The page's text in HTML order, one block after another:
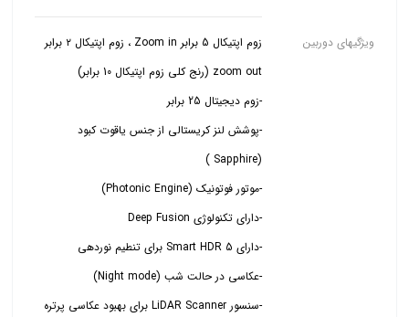
ویژگیهای دوربین
زوم اپتیکال 5 برابر Zoom in ، زوم اپتیکال ۲ برابر
zoom out (رنج کلی زوم اپتیکال 10 برابر)
-زوم دیجیتال 25 برابر
-پوشش لنز کریستالی از جنس یاقوت کبود
(Sapphire )
-موتور فوتونیک (Photonic Engine)
-دارای تکنولوژی Deep Fusion
-عکاسی در حالت شب (Night mode)
-سنسور LiDAR Scanner برای بهبود عکاسی پرتره